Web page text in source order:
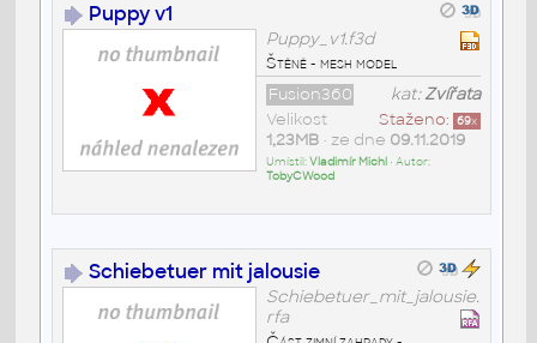
Puppy v1
Puppy_v1.f3d
Štěně - mesh model
kat:Zvířata
Fusion360
Staženo: 69x
Velikost
1,23MB• ze dne 09.11.2019
Umístil:Vladimír Michl • Autor:
TobyCWood
Schiebetuer mit jalousie
Schiebetuer_mit_jalousie.
rfa